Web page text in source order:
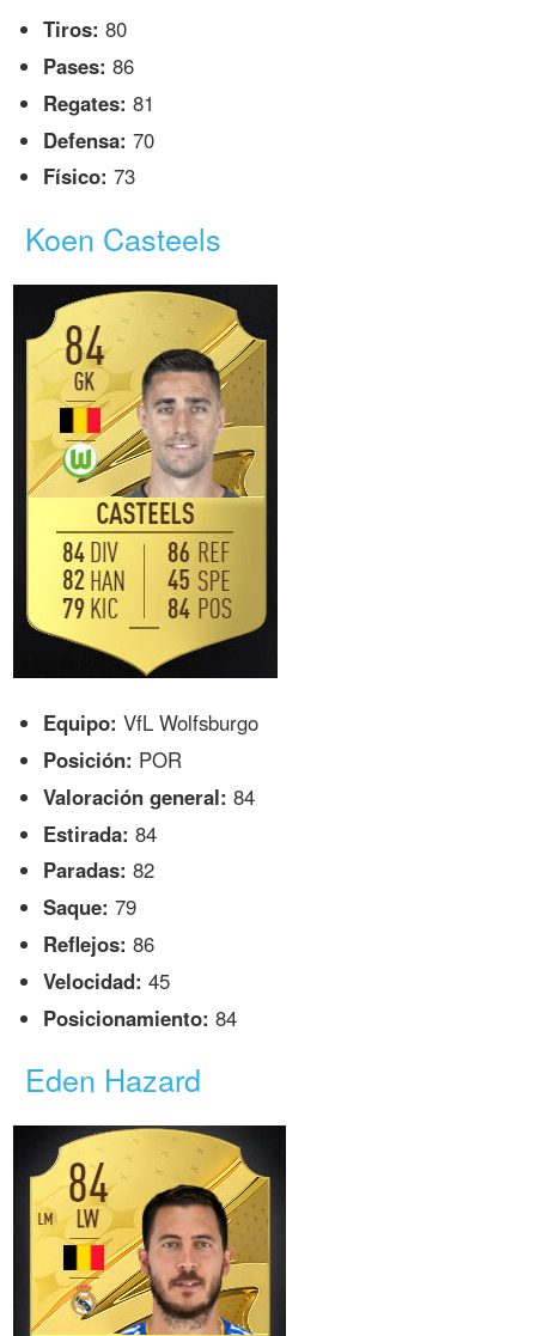
Tiros: 80
Pases: 86
Regates: 81
Defensa: 70
Físico: 73
Koen Casteels
Equipo: VfL Wolfsburgo
Posición: POR
Valoración general: 84
Estirada: 84
Paradas: 82
Saque: 79
Reflejos: 86
Velocidad: 45
Posicionamiento: 84
Eden Hazard